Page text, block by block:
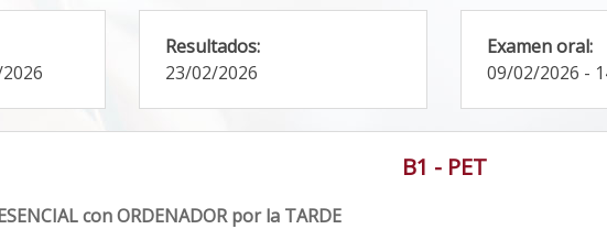
Resultados:
23/02/2026
Examen oral:
09/02/2026 -
B1 - PET
con ORDENADOR por la TARDE